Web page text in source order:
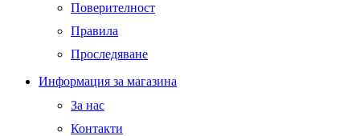
Поверителност
Правила
Проследяване
Информация за магазина
За нас
Контакти